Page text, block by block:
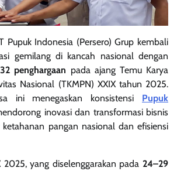
Pupuk Indonesia (Persero) Grup kembali
gemilang di kancah nasional dengan
32 penghargaan pada ajang Temu Karya
Nasional (TKMPN) XXIX tahun 2025.
ini menegaskan konsistensi Pupuk
inovasi dan transformasi bisnis
pangan nasional dan efisiensi
2025, yang diselenggarakan pada 24–29